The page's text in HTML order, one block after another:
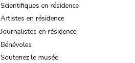
Scientifiques en résidence
Artistes en résidence
Journalistes en résidence
Bénévoles
Soutenez le musée